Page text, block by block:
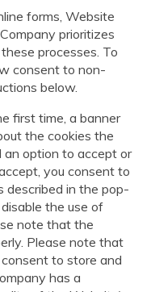
forms, Website
prioritizes
processes. To
consent to non-
below.
first time, a banner
the cookies the
an option to accept or
you consent to
described in the pop-
the use of
note that the
Please note that
to store and
has a